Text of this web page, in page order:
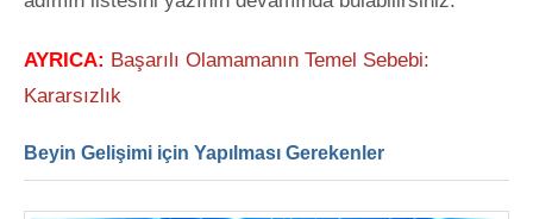
AYRICA: Başarılı Olamamanın Temel Sebebi:
Kararsızlık
Beyin Gelişimi için Yapılması Gerekenler